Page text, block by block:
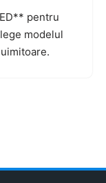
pentru
modelul